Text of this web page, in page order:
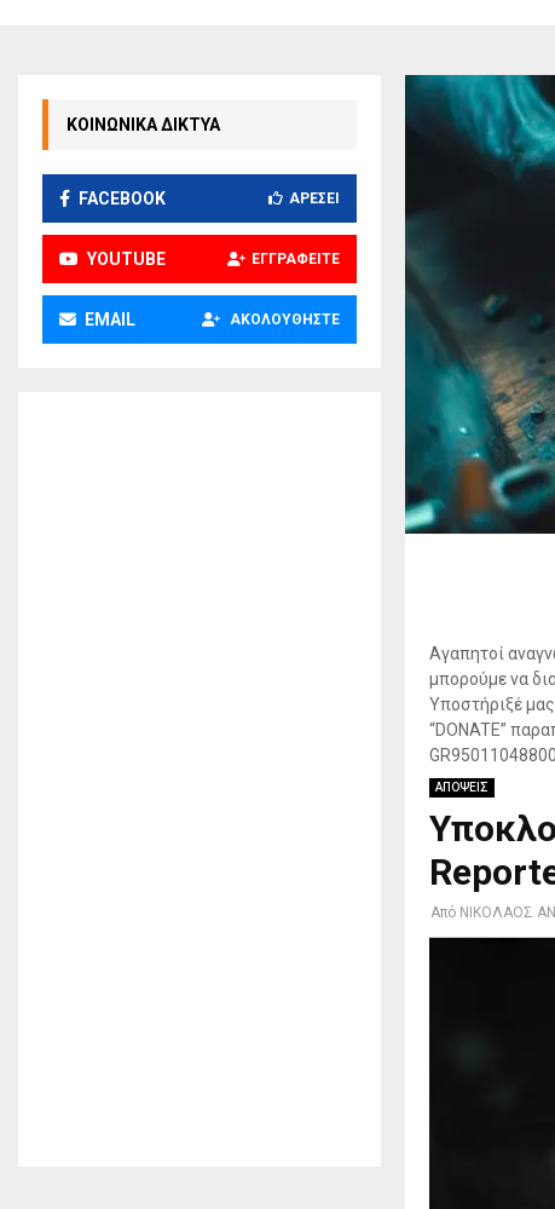
Αγαπητοί
μπορούμε να
Υποστήριξέ
“DONATE”
ΑΠΟΨΕΙΣ
Από ΝΙΚΟΛΑΟΣ
ΚΟΙΝΩΝΙΚΑ ΔΙΚΤΥΑ
FACEBOOK ΑΡΈΣΕΙ
YOUTUBE ΕΓΓΡΑΦΕΊΤΕ
EMAIL ΑΚΟΛΟΥΘΉΣΤΕ